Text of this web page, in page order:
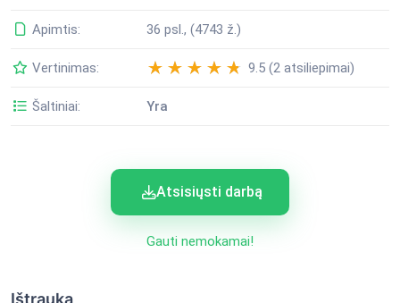
Apimtis: 36 psl., (4743 ž.)
Vertinimas: 9.5 (2 atsiliepimai)
Šaltiniai: Yra
Atsisiųsti darbą
Gauti nemokamai!
Ištrauka